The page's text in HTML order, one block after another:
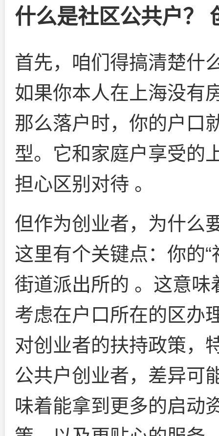
什么是社区公共户？
首先，咱们得搞清楚什
如果你本人在上海没有
那么落户时，你的户口
型。它和家庭户享受的
担心区别对待 。
但作为创业者，为什么
这里有个关键点：你的
街道派出所的 。这意
考虑在户口所在的区办
对创业者的扶持政策，
公共户创业者，差异可
味着能拿到更多的启动